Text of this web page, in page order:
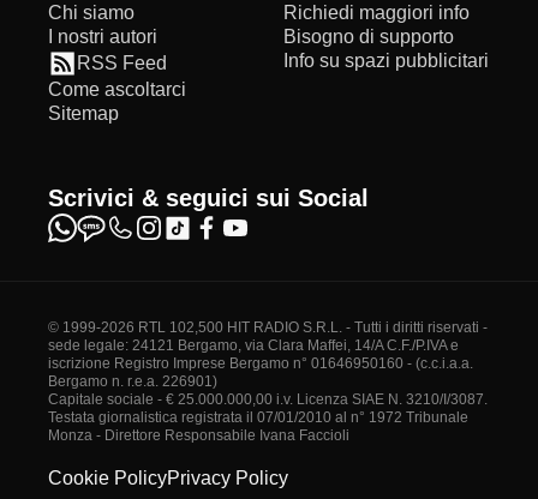
Chi siamo
I nostri autori
RSS Feed
Come ascoltarci
Sitemap
Richiedi maggiori info
Bisogno di supporto
Info su spazi pubblicitari
Scrivici & seguici sui Social
© 1999-2026 RTL 102,500 HIT RADIO S.R.L. - Tutti i diritti riservati -
sede legale: 24121 Bergamo, via Clara Maffei, 14/A C.F./P.IVA e
iscrizione Registro Imprese Bergamo n° 01646950160 - (c.c.i.a.a.
Bergamo n. r.e.a. 226901)
Capitale sociale - € 25.000.000,00 i.v. Licenza SIAE N. 3210/I/3087.
Testata giornalistica registrata il 07/01/2010 al n° 1972 Tribunale
Monza - Direttore Responsabile Ivana Faccioli
Cookie PolicyPrivacy Policy